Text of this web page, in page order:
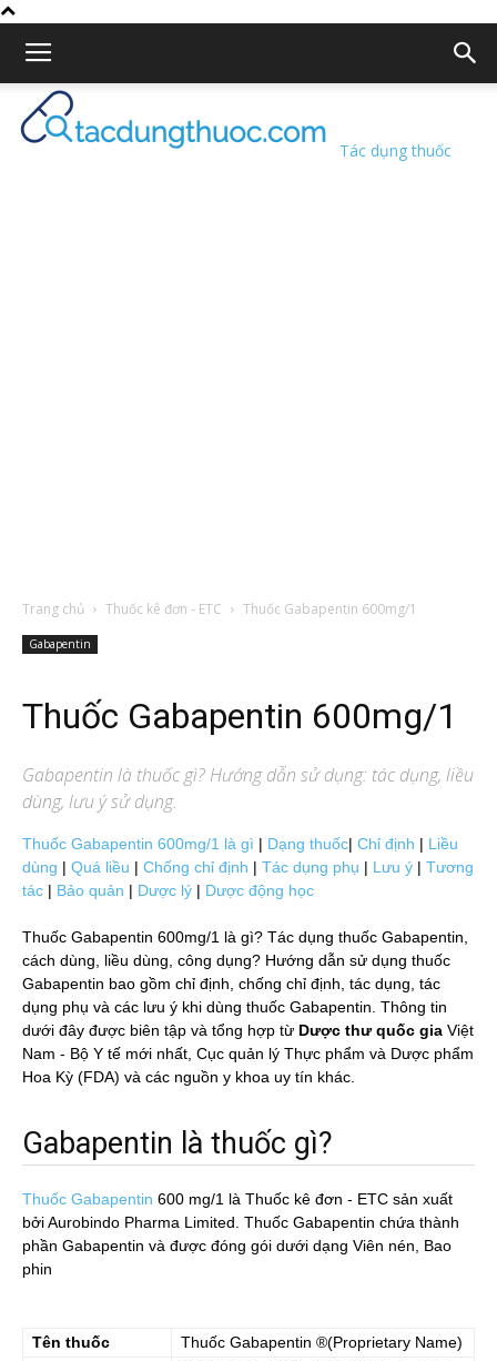
Tác dụng thuốc
Trang chủ Thuốc kê đơn - ETC Thuốc Gabapentin 600mg/1
Gabapentin
Thuốc Gabapentin 600mg/1
Gabapentin là thuốc gì? Hướng dẫn sử dụng: tác dụng, liều
dùng, lưu ý sử dụng.
Thuốc Gabapentin 600mg/1 là gì | Dạng thuốc| Chỉ định | Liều
dùng | Quá liều | Chống chỉ định | Tác dụng phụ | Lưu ý | Tương
tác | Bảo quản | Dược lý | Dược động học
Thuốc Gabapentin 600mg/1 là gì? Tác dụng thuốc Gabapentin,
cách dùng, liều dùng, công dụng? Hướng dẫn sử dụng thuốc
Gabapentin bao gồm chỉ định, chống chỉ định, tác dụng, tác
dụng phụ và các lưu ý khi dùng thuốc Gabapentin. Thông tin
dưới đây được biên tập và tổng hợp từ Dược thư quốc gia Việt
Nam - Bộ Y tế mới nhất, Cục quản lý Thực phẩm và Dược phẩm
Hoa Kỳ (FDA) và các nguồn y khoa uy tín khác.
Gabapentin là thuốc gì?
Thuốc Gabapentin 600 mg/1 là Thuốc kê đơn - ETC sản xuất
bởi Aurobindo Pharma Limited. Thuốc Gabapentin chứa thành
phần Gabapentin và được đóng gói dưới dạng Viên nén, Bao
phin
Tên thuốc Thuốc Gabapentin ®(Proprietary Name)